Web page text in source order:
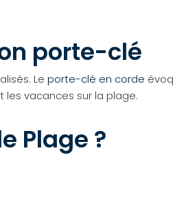
porte-clé
Le porte-clé en corde
les vacances sur la plage.
Plage ?